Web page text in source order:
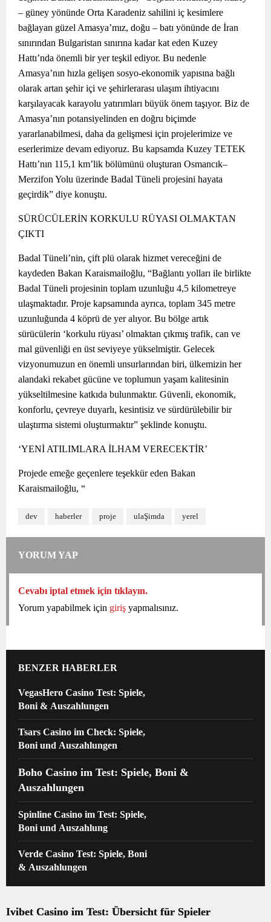
– güney yönünde Orta Karadeniz sahilini iç kesimlere
bağlayan güzel Amasya’mız, doğu – batı yönünde de İran
sınırından Bulgaristan sınırına kadar kat eden Kuzey
Hattı’nda önemli bir yer teşkil ediyor. Bu nedenle
Amasya’nın hızla gelişen sosyo-ekonomik yapısına bağlı
olarak artan şehir içi ve şehirlerarası ulaşım ihtiyacını
karşılayacak karayolu yatırımları büyük önem taşıyor. Biz de
Amasya’nın potansiyelinden en doğru biçimde
yararlanabilmesi, daha da gelişmesi için projelerimize ve
eserlerimize devam ediyoruz. Bu kapsamda Kuzey TETEK
Hattı’nın 115,1 km’lik bölümünü oluşturan Osmancık–
Merzifon Yolu üzerinde Badal Tüneli projesini hayata
geçirdik” diye konuştu.
SÜRÜCÜLERİN KORKULU RÜYASI OLMAKTAN
ÇIKTI
Badal Tüneli’nin, çift plü olarak hizmet vereceğini de
kaydeden Bakan Karaismailoğlu, “Bağlantı yolları ile birlikte
Badal Tüneli projesinin toplam uzunluğu 4,5 kilometreye
ulaşmaktadır. Proje kapsamında ayrıca, toplam 345 metre
uzunluğunda 4 köprü de yer alıyor. Bu bölge artık
sürücülerin ‘korkulu rüyası’ olmaktan çıkmış trafik, can ve
mal güvenliği en üst seviyeye yükselmiştir. Gelecek
vizyonumuzun en önemli unsurlarından biri, ülkemizin her
alandaki rekabet gücüne ve toplumun yaşam kalitesinin
yükseltilmesine katkıda bulunmaktır. Güvenli, ekonomik,
konforlu, çevreye duyarlı, kesintisiz ve sürdürülebilir bir
ulaştırma sistemi oluşturmaktır” şeklinde konuştu.
‘YENİ ATILIMLARA İLHAM VERECEKTİR’
Projede emeğe geçenlere teşekkür eden Bakan
Karaismailoğlu, “
dev haberler proje ulaŞimda yerel
YORUM YAP
Cevabı iptal etmek için tıklayın.
Yorum yapabilmek için giriş yapmalısınız.
BENZER HABERLER
VegasHero Casino Test: Spiele,
Boni & Auszahlungen
Tsars Casino im Check: Spiele,
Boni und Auszahlungen
Boho Casino im Test: Spiele, Boni &
Auszahlungen
Spinline Casino im Test: Spiele,
Boni und Auszahlung
Verde Casino Test: Spiele, Boni
& Auszahlungen
Ivibet Casino im Test: Übersicht für Spieler